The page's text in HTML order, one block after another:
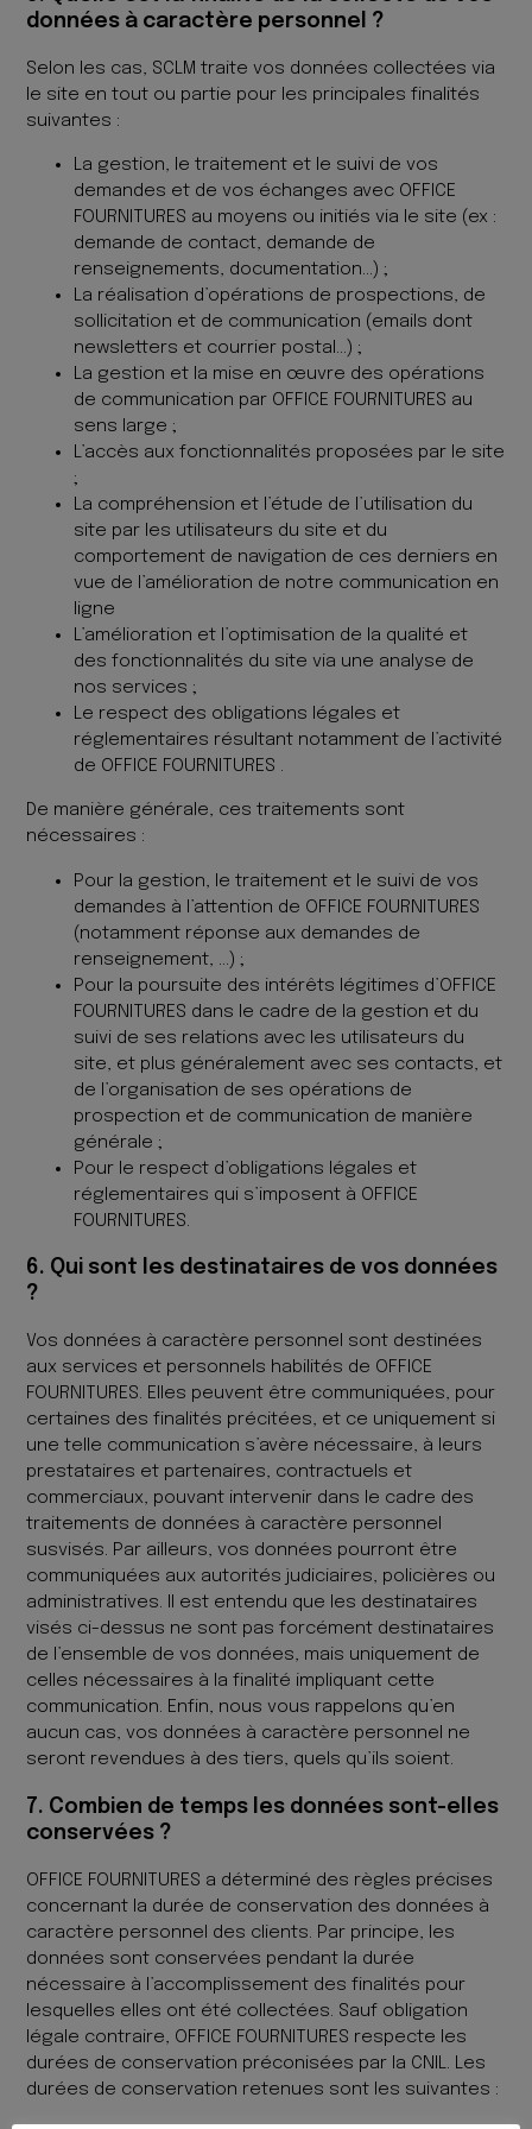
données à caractère personnel ?
Selon les cas, SCLM traite vos données collectées via
le site en tout ou partie pour les principales finalités
suivantes :
La gestion, le traitement et le suivi de vos
demandes et de vos échanges avec OFFICE
FOURNITURES au moyens ou initiés via le site (ex :
demande de contact, demande de
renseignements, documentation…) ;
La réalisation d’opérations de prospections, de
sollicitation et de communication (emails dont
newsletters et courrier postal…) ;
La gestion et la mise en œuvre des opérations
de communication par OFFICE FOURNITURES au
sens large ;
L’accès aux fonctionnalités proposées par le site
;
La compréhension et l’étude de l’utilisation du
site par les utilisateurs du site et du
comportement de navigation de ces derniers en
vue de l’amélioration de notre communication en
ligne
L’amélioration et l’optimisation de la qualité et
des fonctionnalités du site via une analyse de
nos services ;
Le respect des obligations légales et
réglementaires résultant notamment de l’activité
de OFFICE FOURNITURES .
De manière générale, ces traitements sont
nécessaires :
Pour la gestion, le traitement et le suivi de vos
demandes à l’attention de OFFICE FOURNITURES
(notamment réponse aux demandes de
renseignement, …) ;
Pour la poursuite des intérêts légitimes d’OFFICE
FOURNITURES dans le cadre de la gestion et du
suivi de ses relations avec les utilisateurs du
site, et plus généralement avec ses contacts, et
de l’organisation de ses opérations de
prospection et de communication de manière
générale ;
Pour le respect d’obligations légales et
réglementaires qui s’imposent à OFFICE
FOURNITURES.
6. Qui sont les destinataires de vos données
?
Vos données à caractère personnel sont destinées
aux services et personnels habilités de OFFICE
FOURNITURES. Elles peuvent être communiquées, pour
certaines des finalités précitées, et ce uniquement si
une telle communication s’avère nécessaire, à leurs
prestataires et partenaires, contractuels et
commerciaux, pouvant intervenir dans le cadre des
traitements de données à caractère personnel
susvisés. Par ailleurs, vos données pourront être
communiquées aux autorités judiciaires, policières ou
administratives. Il est entendu que les destinataires
visés ci-dessus ne sont pas forcément destinataires
de l’ensemble de vos données, mais uniquement de
celles nécessaires à la finalité impliquant cette
communication. Enfin, nous vous rappelons qu’en
aucun cas, vos données à caractère personnel ne
seront revendues à des tiers, quels qu’ils soient.
7. Combien de temps les données sont-elles
conservées ?
OFFICE FOURNITURES a déterminé des règles précises
concernant la durée de conservation des données à
caractère personnel des clients. Par principe, les
données sont conservées pendant la durée
nécessaire à l’accomplissement des finalités pour
lesquelles elles ont été collectées. Sauf obligation
légale contraire, OFFICE FOURNITURES respecte les
durées de conservation préconisées par la CNIL. Les
durées de conservation retenues sont les suivantes :